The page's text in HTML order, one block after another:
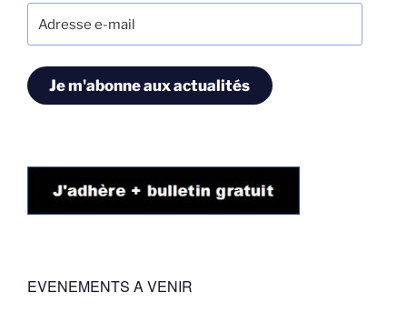
e-
Je m'abonne aux actualités
EVENEMENTS A VENIR